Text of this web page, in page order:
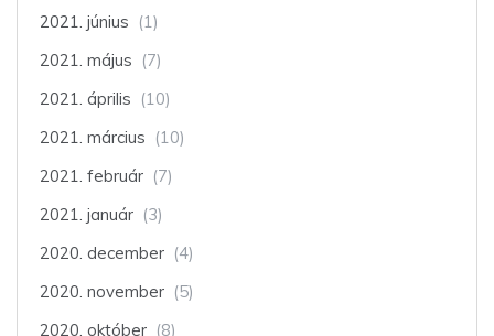
2021. június (1)
2021. május (7)
2021. április (10)
2021. március (10)
2021. február (7)
2021. január (3)
2020. december (4)
2020. november (5)
2020. október (8)